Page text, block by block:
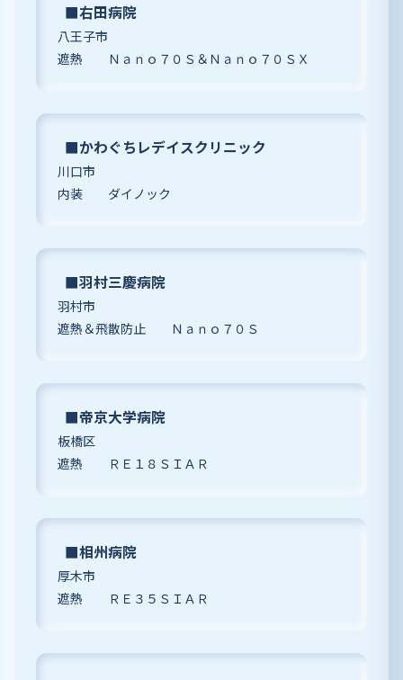
■右田病院
八王子市
遮熱 Ｎａｎｏ７０Ｓ＆Ｎａｎｏ７０ＳＸ
■かわぐちレデイスクリニック
川口市
内装 ダイノック
■羽村三慶病院
羽村市
遮熱＆飛散防止 Ｎａｎｏ７０Ｓ
■帝京大学病院
板橋区
遮熱 ＲＥ１８ＳＩＡＲ
■相州病院
厚木市
遮熱 ＲＥ３５ＳＩＡＲ